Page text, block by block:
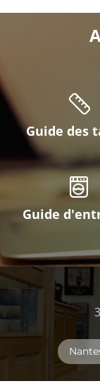
Guide des
Guide